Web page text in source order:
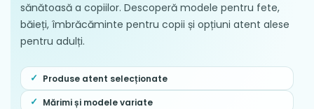
sănătoasă a copiilor. Descoperă modele pentru fete,
băieți, îmbrăcăminte pentru copii și opțiuni atent alese
pentru adulți.
Produse atent selecționate
Mărimi și modele variate